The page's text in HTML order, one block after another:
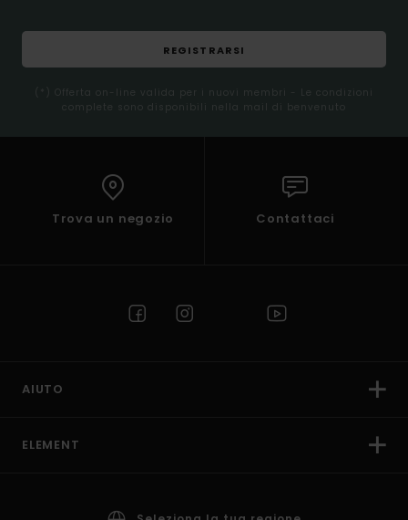
REGISTRARSI
(*) Offerta on-line valida per i nuovi membri - Le condizioni
complete sono disponibili nella mail di benvenuto
Trova un negozio Contattaci
AIUTO
ELEMENT